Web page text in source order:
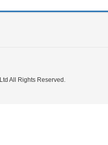
All Rights Reserved.